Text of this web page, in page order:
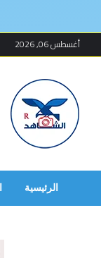
أغسطس 06, 2026
الرئيسية